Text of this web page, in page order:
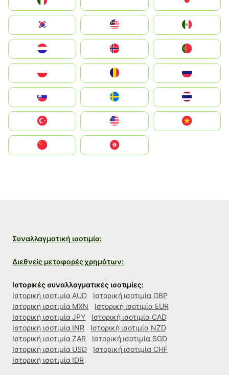
South Korea
United States
中國香港特別行政區
Συναλλαγματική ισοτιμία:
Διεθνείς μεταφορές χρημάτων:
Ιστορικές συναλλαγματικές ισοτιμίες:
Ιστορική ισοτιμία AUD
Ιστορική ισοτιμία GBP
Ιστορική ισοτιμία MXN
Ιστορική ισοτιμία EUR
Ιστορική ισοτιμία JPY
Ιστορική ισοτιμία CAD
Ιστορική ισοτιμία INR
Ιστορική ισοτιμία NZD
Ιστορική ισοτιμία ZAR
Ιστορική ισοτιμία SGD
Ιστορική ισοτιμία USD
Ιστορική ισοτιμία CHF
Ιστορική ισοτιμία IDR